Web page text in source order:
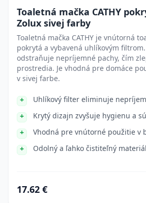
Toaletná mačka CATHY
Zolux sivej farby
Toaletná mačka CATHY je vnútorná
pokrytá a vybavená uhlíkovým
odstraňuje nepríjemné pachy, čím
prostredia. Je vhodná pre domáce
v sivej farbe.
Uhlíkový filter eliminuje
Krytý dizajn zvyšuje hygienu a
Vhodná pre vnútorné použitie v
Odolný a ľahko čistiteľný materiál
17.62 €